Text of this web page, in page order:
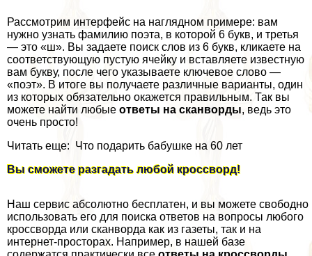
Рассмотрим интерфейс на наглядном примере: вам
нужно узнать фамилию поэта, в которой 6 букв, и третья
— это «ш». Вы задаете поиск слов из 6 букв, кликаете на
соответствующую пустую ячейку и вставляете известную
вам букву, после чего указываете ключевое слово —
«поэт». В итоге вы получаете различные варианты, один
из которых обязательно окажется правильным. Так вы
можете найти любые ответы на сканворды, ведь это
очень просто!
Читать еще: Что подарить бабушке на 60 лет
Вы сможете разгадать любой кроссворд!
Наш сервис абсолютно бесплатен, и вы можете свободно
использовать его для поиска ответов на вопросы любого
кроссворда или сканворда как из газеты, так и на
интернет-просторах. Например, в нашей базе